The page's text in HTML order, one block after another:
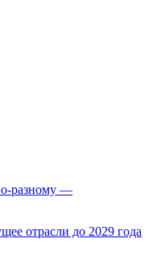
разному —
отрасли до 2029 года